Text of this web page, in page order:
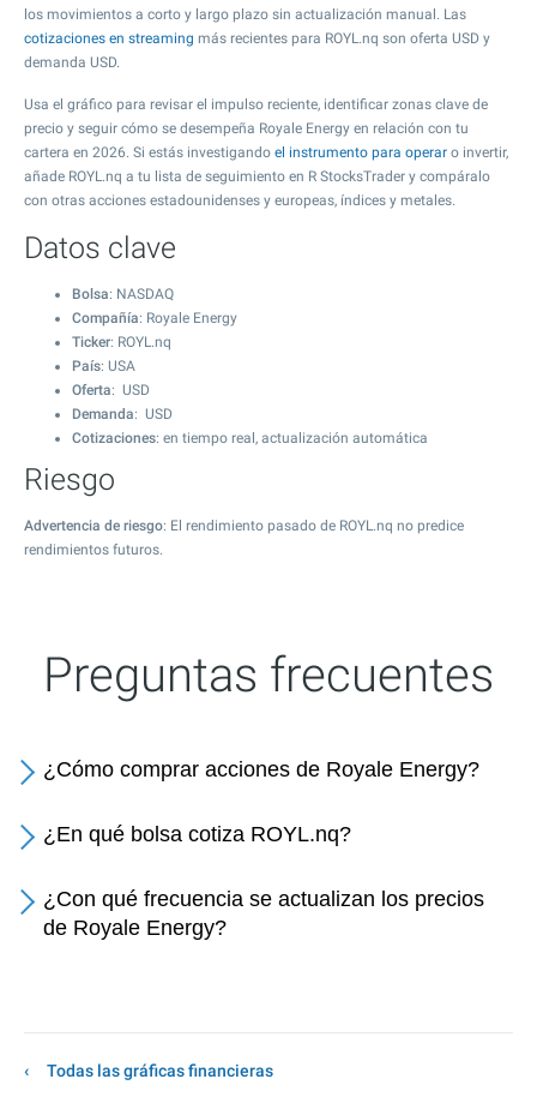
los movimientos a corto y largo plazo sin actualización manual. Las
cotizaciones en streaming más recientes para ROYL.nq son oferta USD y
demanda USD.
Usa el gráfico para revisar el impulso reciente, identificar zonas clave de
precio y seguir cómo se desempeña Royale Energy en relación con tu
cartera en 2026. Si estás investigando el instrumento para operar o invertir,
añade ROYL.nq a tu lista de seguimiento en R StocksTrader y compáralo
con otras acciones estadounidenses y europeas, índices y metales.
Datos clave
Bolsa: NASDAQ
Compañía: Royale Energy
Ticker: ROYL.nq
País: USA
Oferta: USD
Demanda: USD
Cotizaciones: en tiempo real, actualización automática
Riesgo
Advertencia de riesgo: El rendimiento pasado de ROYL.nq no predice
rendimientos futuros.
Preguntas frecuentes
¿Cómo comprar acciones de Royale Energy?
¿En qué bolsa cotiza ROYL.nq?
¿Con qué frecuencia se actualizan los precios
de Royale Energy?
Todas las gráficas financieras